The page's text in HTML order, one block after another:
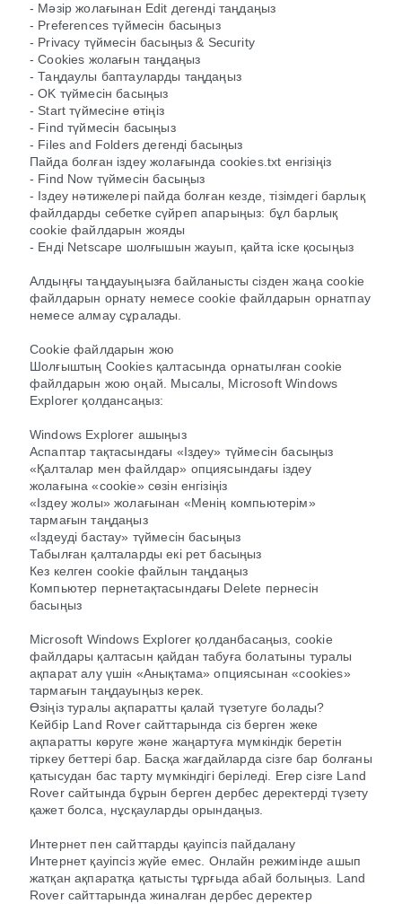
- Мәзір жолағынан Edit дегенді таңдаңыз
- Preferences түймесін басыңыз
- Privacy түймесін басыңыз & Security
- Cookies жолағын таңдаңыз
- Таңдаулы баптауларды таңдаңыз
- OK түймесін басыңыз
- Start түймесіне өтіңіз
- Find түймесін басыңыз
- Files and Folders дегенді басыңыз
Пайда болған іздеу жолағында cookies.txt енгізіңіз
- Find Now түймесін басыңыз
- Іздеу нәтижелері пайда болған кезде, тізімдегі барлық
файлдарды себетке сүйреп апарыңыз: бұл барлық
cookie файлдарын жояды
- Енді Netscape шолғышын жауып, қайта іске қосыңыз
Алдыңғы таңдауыңызға байланысты сізден жаңа cookie
файлдарын орнату немесе cookie файлдарын орнатпау
немесе алмау сұралады.
Cookie файлдарын жою
Шолғыштың Cookies қалтасында орнатылған cookie
файлдарын жою оңай. Мысалы, Microsoft Windows
Explorer қолдансаңыз:
Windows Explorer ашыңыз
Аспаптар тақтасындағы «Іздеу» түймесін басыңыз
«Қалталар мен файлдар» опциясындағы іздеу
жолағына «cookie» сөзін енгізіңіз
«Іздеу жолы» жолағынан «Менің компьютерім»
тармағын таңдаңыз
«Іздеуді бастау» түймесін басыңыз
Табылған қалталарды екі рет басыңыз
Кез келген cookie файлын таңдаңыз
Компьютер пернетақтасындағы Delete пернесін
басыңыз
Microsoft Windows Explorer қолданбасаңыз, cookie
файлдары қалтасын қайдан табуға болатыны туралы
ақпарат алу үшін «Анықтама» опциясынан «cookies»
тармағын таңдауыңыз керек.
Өзіңіз туралы ақпаратты қалай түзетуге болады?
Кейбір Land Rover сайттарында сіз берген жеке
ақпаратты көруге және жаңартуға мүмкіндік беретін
тіркеу беттері бар. Басқа жағдайларда сізге бар болғаны
қатысудан бас тарту мүмкіндігі беріледі. Егер сізге Land
Rover сайтында бұрын берген дербес деректерді түзету
қажет болса, нұсқауларды орындаңыз.
Интернет пен сайттарды қауіпсіз пайдалану
Интернет қауіпсіз жүйе емес. Онлайн режимінде ашып
жатқан ақпаратқа қатысты тұрғыда абай болыңыз. Land
Rover сайттарында жиналған дербес деректер